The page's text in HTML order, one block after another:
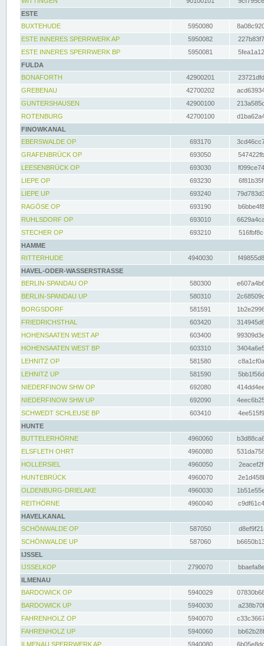
ESTE
BUXTEHUDE
5950080
ESTE INNERES SPERRWERK AP
5950082
ESTE INNERES SPERRWERK BP
5950081
FULDA
BONAFORTH
42900201
GREBENAU
42700202
GUNTERSHAUSEN
42900100
ROTENBURG
42700100
FINOWKANAL
EBERSWALDE OP
693170
GRAFENBRÜCK OP
693050
LEESENBRÜCK OP
693030
LIEPE OP
693230
LIEPE UP
693240
RAGÖSE OP
693190
RUHLSDORF OP
693010
STECHER OP
693210
HAMME
RITTERHUDE
4940030
HAVEL-ODER-WASSERSTRASSE
BERLIN-SPANDAU OP
580300
BERLIN-SPANDAU UP
580310
BORGSDORF
581591
FRIEDRICHSTHAL
603420
HOHENSAATEN WEST AP
603400
HOHENSAATEN WEST BP
603310
LEHNITZ OP
581580
LEHNITZ UP
581590
NIEDERFINOW SHW OP
692080
NIEDERFINOW SHW UP
692090
SCHWEDT SCHLEUSE BP
603410
HUNTE
BUTTELERHÖRNE
4960060
ELSFLETH OHRT
4960080
HOLLERSIEL
4960050
HUNTEBRÜCK
4960070
OLDENBURG-DRIELAKE
4960030
REITHÖRNE
4960040
HAVELKANAL
SCHÖNWALDE OP
587050
SCHÖNWALDE UP
587060
IJSSEL
IJSSELKOP
2790070
ILMENAU
BARDOWICK OP
5940029
BARDOWICK UP
5940030
FAHRENHOLZ OP
5940070
FAHRENHOLZ UP
5940060
ILMENAU SPERRWERK AP
5940080